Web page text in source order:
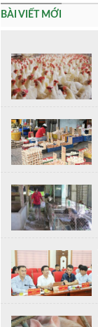
BÀI VIẾT MỚI